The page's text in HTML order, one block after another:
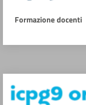
Formazione docenti